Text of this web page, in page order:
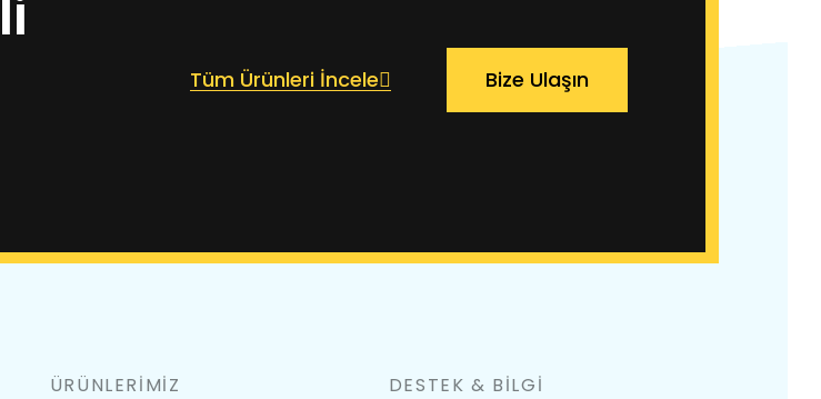
Tüm Ürünleri İncele Bize Ulaşın
ÜRÜNLERİMİZ DESTEK & BİLGİ